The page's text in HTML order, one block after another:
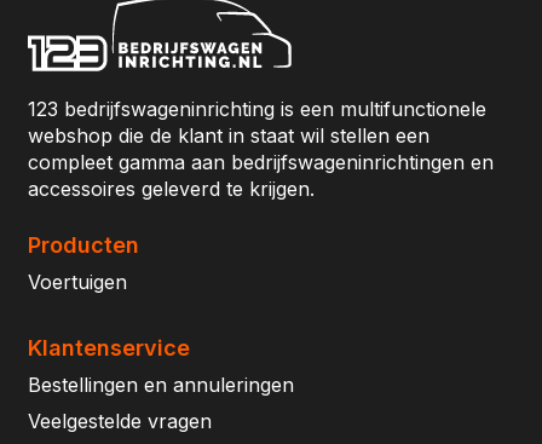
123 bedrijfswageninrichting is een multifunctionele
webshop die de klant in staat wil stellen een
compleet gamma aan bedrijfswageninrichtingen en
accessoires geleverd te krijgen.
Producten
Voertuigen
Klantenservice
Bestellingen en annuleringen
Veelgestelde vragen